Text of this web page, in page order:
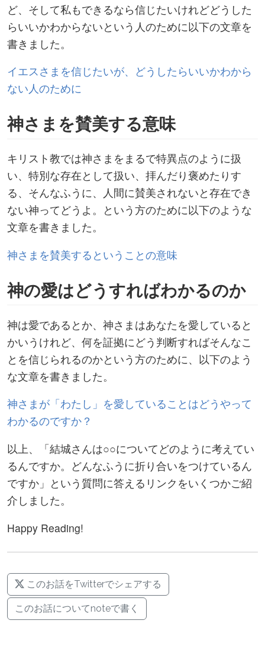
ど、そして私もできるなら信じたいけれどどうした
らいいかわからないという人のために以下の文章を
書きました。
イエスさまを信じたいが、どうしたらいいかわから
ない人のために
神さまを賛美する意味
キリスト教では神さまをまるで特異点のように扱
い、特別な存在として扱い、拝んだり褒めたりす
る、そんなふうに、人間に賛美されないと存在でき
ない神ってどうよ。という方のために以下のような
文章を書きました。
神さまを賛美するということの意味
神の愛はどうすればわかるのか
神は愛であるとか、神さまはあなたを愛していると
かいうけれど、何を証拠にどう判断すればそんなこ
とを信じられるのかという方のために、以下のよう
な文章を書きました。
神さまが「わたし」を愛していることはどうやって
わかるのですか？
以上、「結城さんは○○についてどのように考えてい
るんですか。どんなふうに折り合いをつけているん
ですか」という質問に答えるリンクをいくつかご紹
介しました。
Happy Reading!
このお話をTwitterでシェアする
このお話についてnoteで書く